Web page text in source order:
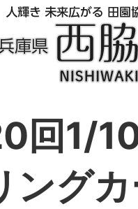
回1/
ング